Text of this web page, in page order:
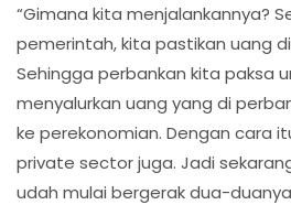
“Gimana kita menjalankannya?
pemerintah, kita pastikan uang
Sehingga perbankan kita paksa
menyalurkan uang yang di
ke perekonomian. Dengan cara
private sector juga. Jadi
udah mulai bergerak dua-